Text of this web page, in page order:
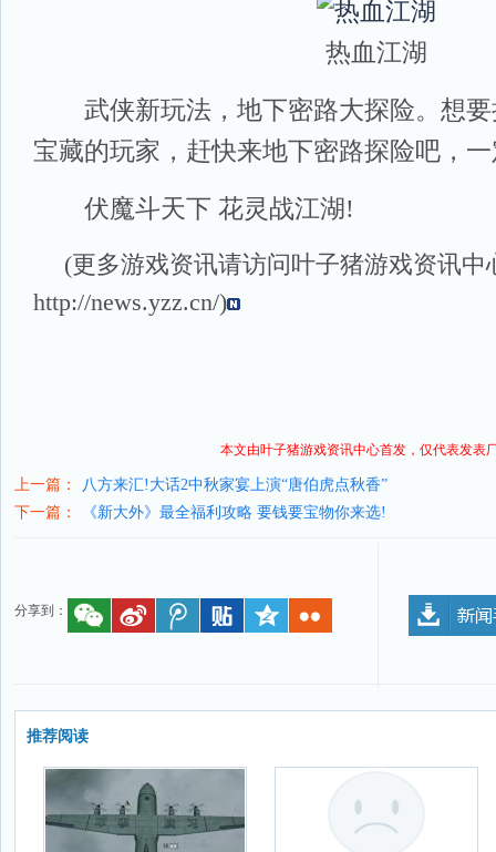
热血江湖
武侠新玩法，地下密路大探险。想要
宝藏的玩家，赶快来地下密路探险吧，
伏魔斗天下 花灵战江湖!
(更多游戏资讯请访问叶子猪游戏资讯中
http://news.yzz.cn/)
本文由叶子猪游戏资讯中心首发，仅代表发表
上一篇：
八方来汇!大话2中秋家宴上演“唐伯虎点秋香”
下一篇：
《新大外》最全福利攻略 要钱要宝物你来选!
分享到：
推荐阅读